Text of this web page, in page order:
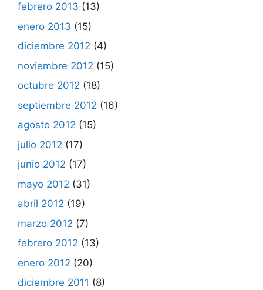
febrero 2013 (13)
enero 2013 (15)
diciembre 2012 (4)
noviembre 2012 (15)
octubre 2012 (18)
septiembre 2012 (16)
agosto 2012 (15)
julio 2012 (17)
junio 2012 (17)
mayo 2012 (31)
abril 2012 (19)
marzo 2012 (7)
febrero 2012 (13)
enero 2012 (20)
diciembre 2011 (8)